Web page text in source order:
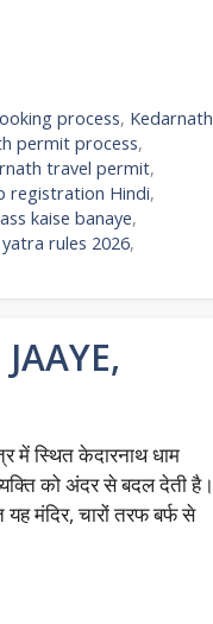
process, Kedarnath
permit process,
travel permit,
registration Hindi,
kaise banaye,
rules 2026,
में स्थित केदारनाथ धाम
को अंदर से बदल देती है।
मंदिर, चारों तरफ बर्फ से